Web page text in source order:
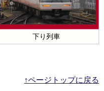
下り列車
↑ページトップに戻る